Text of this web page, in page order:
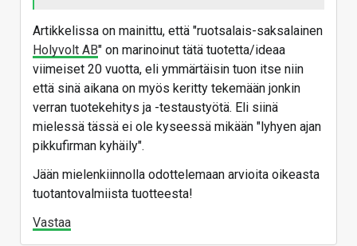
Artikkelissa on mainittu, että "ruotsalais-saksalainen
Holyvolt AB" on marinoinut tätä tuotetta/ideaa
viimeiset 20 vuotta, eli ymmärtäisin tuon itse niin
että sinä aikana on myös keritty tekemään jonkin
verran tuotekehitys ja -testaustyötä. Eli siinä
mielessä tässä ei ole kyseessä mikään "lyhyen ajan
pikkufirman kyhäily".
Jään mielenkiinnolla odottelemaan arvioita oikeasta
tuotantovalmiista tuotteesta!
Vastaa